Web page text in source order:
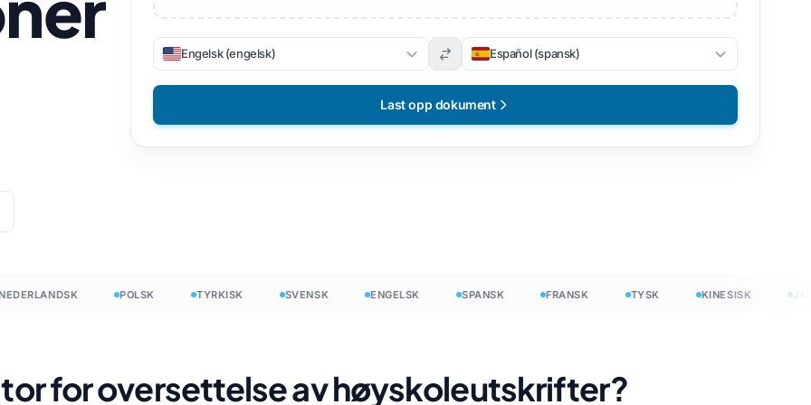
EPUB til PDF
Start fritt
Vietnamesisk
Irsk
Filippinsk
Finsk
Engelsk (engelsk) Español (spansk)
Last opp dokument
POLSK TYRKISK SVENSK ENGELSK SPANSK FRANSK TYSK KINESISK
for oversettelse av høyskoleutskrifter?